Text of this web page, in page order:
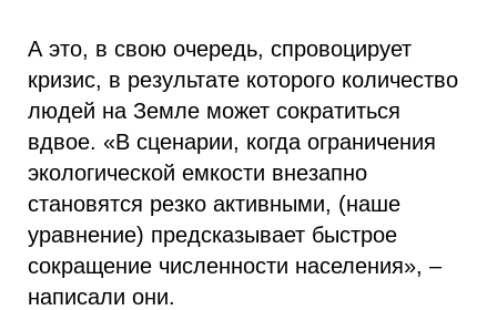
А это, в свою очередь, спровоцирует
кризис, в результате которого количество
людей на Земле может сократиться
вдвое. «В сценарии, когда ограничения
экологической емкости внезапно
становятся резко активными, (наше
уравнение) предсказывает быстрое
сокращение численности населения», –
написали они.